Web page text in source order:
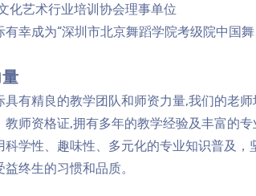
化艺术行业培训协会理事单位
有幸成为“深圳市北京舞蹈学院考级院中国
具有精良的教学团队和师资力量,我们的老
教师资格证,拥有多年的教学经验及丰富的专
科学性、趣味性、多元化的专业知识普及
终生的习惯和品质。